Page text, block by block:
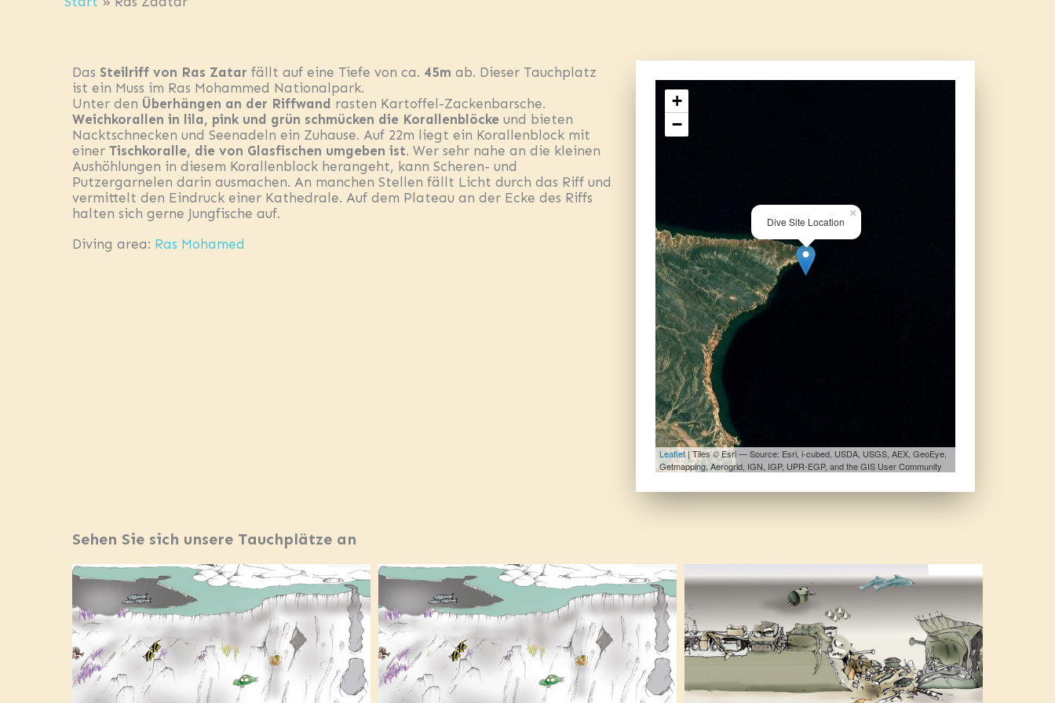
Das Steilriff von Ras Zatar fällt auf eine Tiefe von ca. 45m ab. Dieser Tauchplatz
ist ein Muss im Ras Mohammed Nationalpark.
Unter den Überhängen an der Riffwand rasten Kartoffel-Zackenbarsche.
Weichkorallen in lila, pink und grün schmücken die Korallenblöcke und bieten
Nacktschnecken und Seenadeln ein Zuhause. Auf 22m liegt ein Korallenblock mit
einer Tischkoralle, die von Glasfischen umgeben ist. Wer sehr nahe an die kleinen
Aushöhlungen in diesem Korallenblock herangeht, kann Scheren- und
Putzergarnelen darin ausmachen. An manchen Stellen fällt Licht durch das Riff und
vermittelt den Eindruck einer Kathedrale. Auf dem Plateau an der Ecke des Riffs
halten sich gerne Jungfische auf.
Diving area: Ras Mohamed
Dive Site Location
×
+
−
Leaflet | Tiles © Esri — Source: Esri, i-cubed, USDA, USGS, AEX, GeoEye,
Getmapping, Aerogrid, IGN, IGP, UPR-EGP, and the GIS User Community
Sehen Sie sich unsere Tauchplätze an